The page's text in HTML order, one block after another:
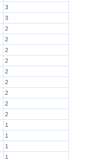
3
3
2
2
2
2
2
2
2
2
2
1
1
1
1